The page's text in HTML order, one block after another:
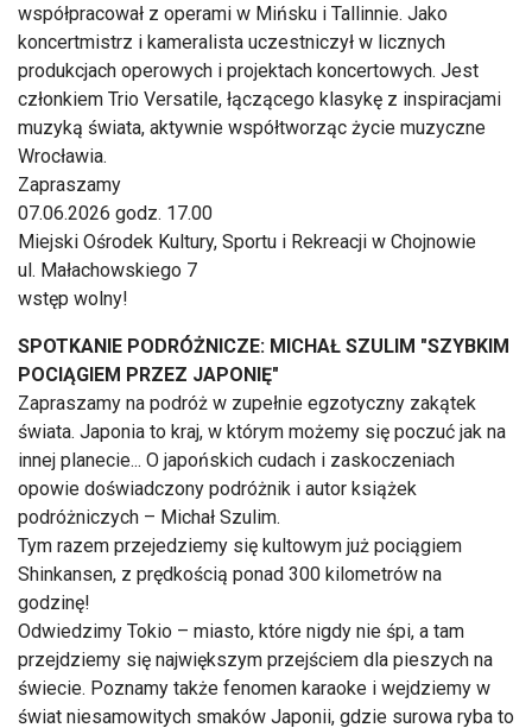
współpracował z operami w Mińsku i Tallinnie. Jako
koncertmistrz i kameralista uczestniczył w licznych
produkcjach operowych i projektach koncertowych. Jest
członkiem Trio Versatile, łączącego klasykę z inspiracjami
muzyką świata, aktywnie współtworząc życie muzyczne
Wrocławia.
Zapraszamy
07.06.2026 godz. 17.00
Miejski Ośrodek Kultury, Sportu i Rekreacji w Chojnowie
ul. Małachowskiego 7
wstęp wolny!
SPOTKANIE PODRÓŻNICZE: MICHAŁ SZULIM "SZYBKIM
POCIĄGIEM PRZEZ JAPONIĘ"
Zapraszamy na podróż w zupełnie egzotyczny zakątek
świata. Japonia to kraj, w którym możemy się poczuć jak na
innej planecie... O japońskich cudach i zaskoczeniach
opowie doświadczony podróżnik i autor książek
podróżniczych – Michał Szulim.
Tym razem przejedziemy się kultowym już pociągiem
Shinkansen, z prędkością ponad 300 kilometrów na
godzinę!
Odwiedzimy Tokio – miasto, które nigdy nie śpi, a tam
przejdziemy się największym przejściem dla pieszych na
świecie. Poznamy także fenomen karaoke i wejdziemy w
świat niesamowitych smaków Japonii, gdzie surowa ryba to